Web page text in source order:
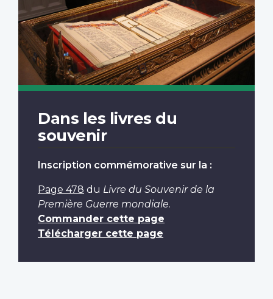
Dans les livres du
souvenir
Inscription commémorative sur la :
Page 478 du Livre du Souvenir de la
Première Guerre mondiale.
Commander cette page
Télécharger cette page